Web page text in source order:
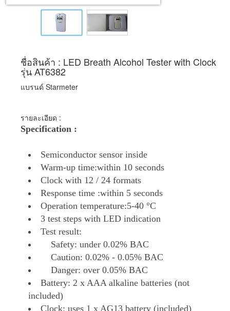
ชื่อสินค้า : LED Breath Alcohol Tester with Clock
รุ่น AT6382
แบรนด์ Starmeter
รายละเอียด :
Specification :
Semiconductor sensor inside
Warm-up time:within 10 seconds
Clock with 12 / 24 formats
Response time :within 5 seconds
Operation temperature:5-40 °C
3 test steps with LED indication
Test result:
Safety: under 0.02% BAC
Caution: 0.02% - 0.05% BAC
Danger: over 0.05% BAC
Battery: 2 x AAA alkaline batteries (not
included)
Clock: uses 1 x AG13 battery (included)